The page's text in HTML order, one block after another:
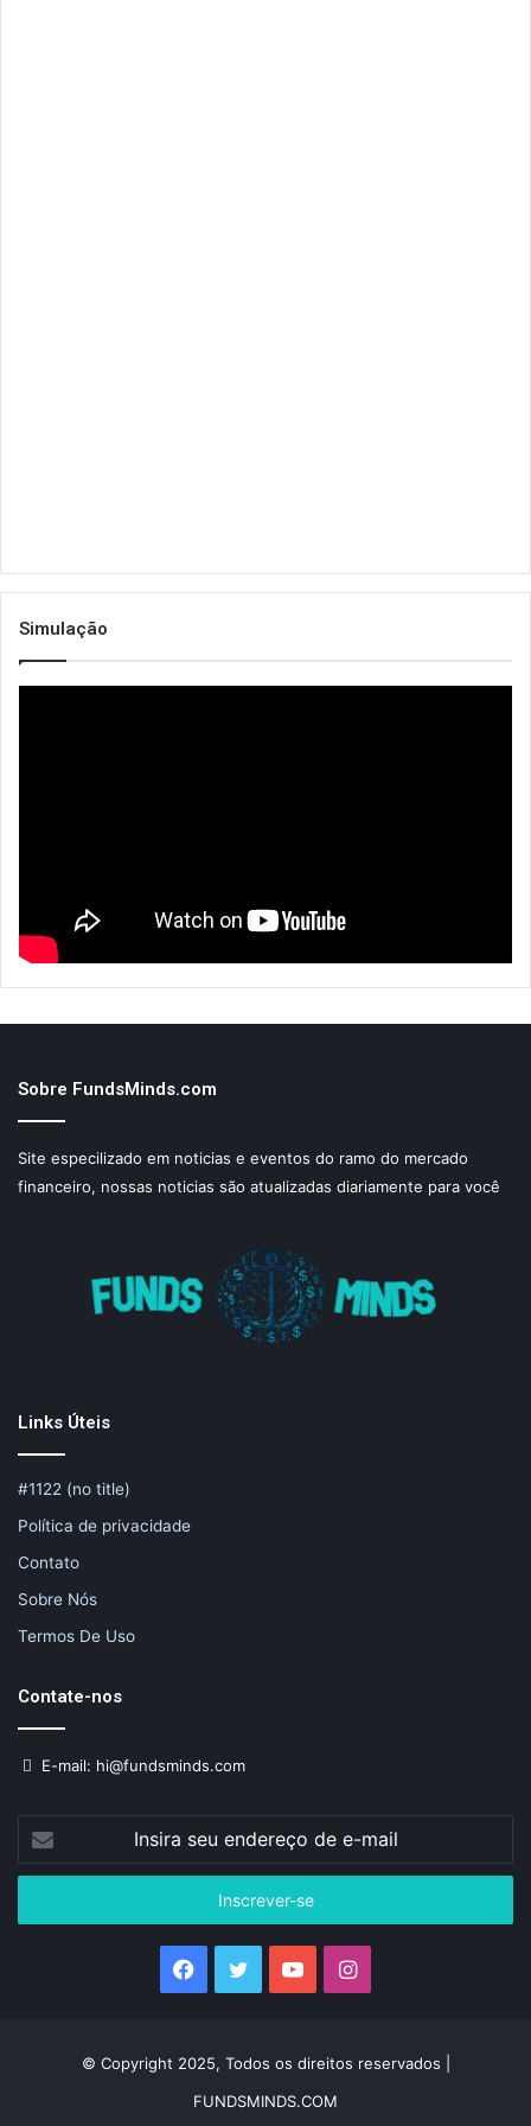
Simulação
Sobre FundsMinds.com
Site especilizado em noticias e eventos do ramo do mercado
financeiro, nossas noticias são atualizadas diariamente para você
Links Úteis
#1122 (no title)
Política de privacidade
Contato
Sobre Nós
Termos De Uso
Contate-nos
E-mail: hi@fundsminds.com
Insira
seu
endereço
e-
Facebook
Twitter YouTubeInstagram
© Copyright 2025, Todos os direitos reservados |
FUNDSMINDS.COM